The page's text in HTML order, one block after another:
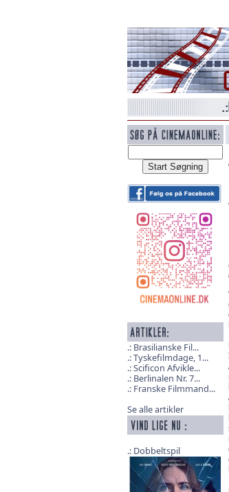
Brasilianske Fil...
Tyskefilmdage, 1...
Scificon Afvikle...
Berlinalen Nr. 7...
Franske Filmmand...
Se alle artikler
Dobbeltspil